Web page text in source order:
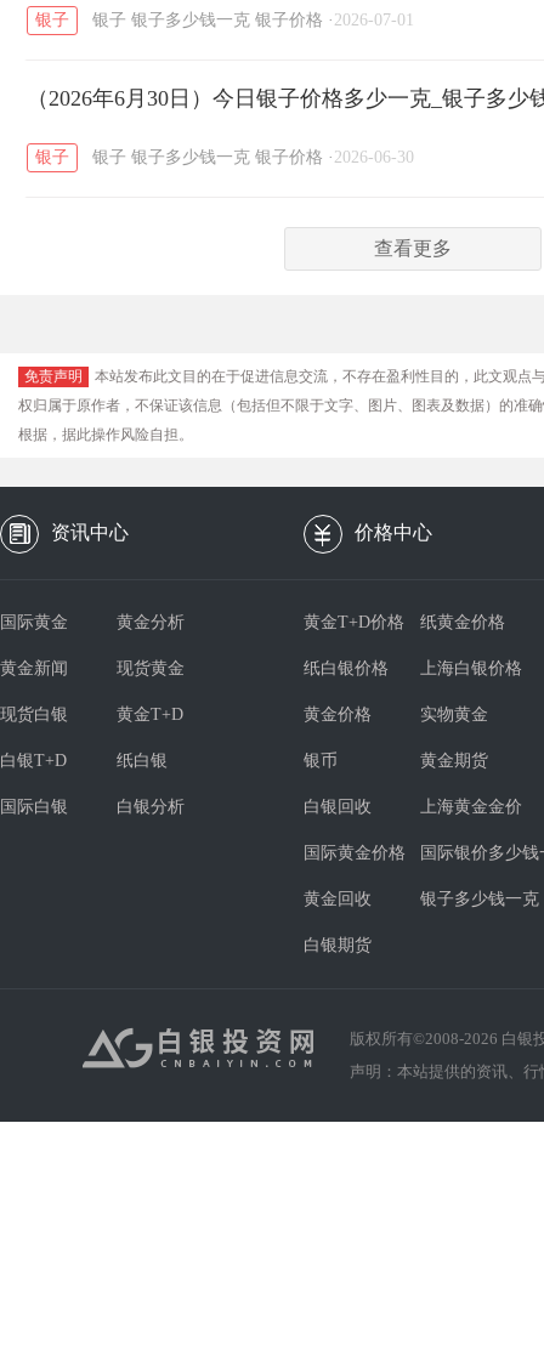
银子 银子 银子多少钱一克 银子价格 · 2026-07-01
（2026年6月30日）今日银子价格多少一克_银子多少
银子 银子 银子多少钱一克 银子价格 · 2026-06-30
查看更多
免责声明
本站发布此文目的在于促进信息交流，不存在盈利性目的，此文观
权归属于原作者，不保证该信息（包括但不限于文字、图片、图表及数据）的准
根据，据此操作风险自担。
资讯中心 价格中心
国际黄金 黄金分析
黄金新闻 现货黄金
现货白银 黄金T+D
白银T+D 纸白银
国际白银 白银分析
黄金T+D价格 纸黄金价格
纸白银价格 上海白银价格
黄金价格 实物黄金
银币 黄金期货
白银回收 上海黄金金价
国际黄金价格 国际银价多少钱
黄金回收 银子多少钱一克
白银期货
版权所有©2008-2026 白银
声明：本站提供的资讯、